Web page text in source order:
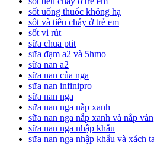
sốt uống thuốc không hạ
sốt và tiêu chảy ở trẻ em
sốt vi rút
sữa chua ptit
sữa đạm a2 và 5hmo
sữa nan a2
sữa nan của nga
sữa nan infinipro
sữa nan nga
sữa nan nga nắp xanh
sữa nan nga nắp xanh và nắp
sữa nan nga nhập khẩu
sữa nan nga nhập khẩu và xách